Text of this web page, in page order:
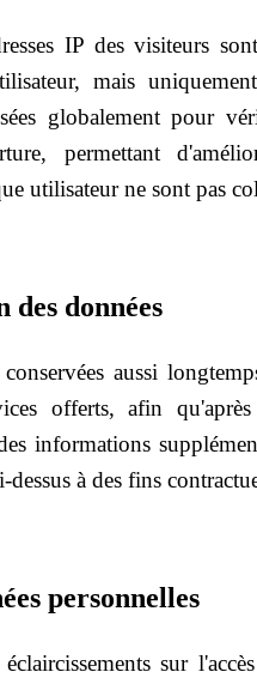
IP des visiteurs
mais
globalement pour
permettant
utilisateur ne sont pas
des données
aussi
offerts, afin
informations
dessus à des fins
personnelles
sur